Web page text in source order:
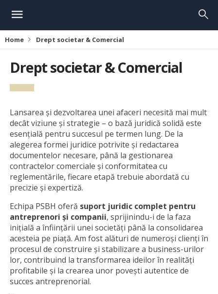
Home Drept societar & Comercial
Drept societar & Comercial
Lansarea și dezvoltarea unei afaceri necesită mai mult
decât viziune și strategie – o bază juridică solidă este
esențială pentru succesul pe termen lung. De la
alegerea formei juridice potrivite și redactarea
documentelor necesare, până la gestionarea
contractelor comerciale și conformitatea cu
reglementările, fiecare etapă trebuie abordată cu
precizie și expertiză.
Echipa PSBH oferă suport juridic complet pentru
antreprenori și companii, sprijinindu-i de la faza
inițială a înființării unei societăți până la consolidarea
acesteia pe piață. Am fost alături de numeroși clienți în
procesul de construire și stabilizare a business-urilor
lor, contribuind la transformarea ideilor în realități
profitabile și la crearea unor povești autentice de
succes antreprenorial.